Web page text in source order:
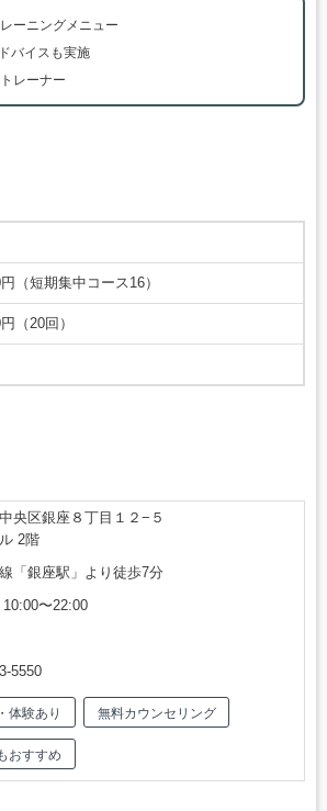
ーニングメニュー
バイスも実施
レーナー
（短期集中コース16）
（20回）
央区銀座８丁目１２−５
2階
「銀座駅」より徒歩7分
10:00〜22:00
5550
体験あり 無料カウンセリング
おすすめ